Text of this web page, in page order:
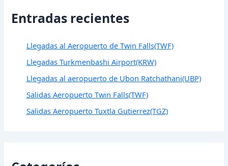
Entradas recientes
Llegadas al Aeropuerto de Twin Falls(TWF)
Llegadas Turkmenbashi Airport(KRW)
Llegadas al aeropuerto de Ubon Ratchathani(UBP)
Salidas Aeropuerto Twin Falls(TWF)
Salidas Aeropuerto Tuxtla Gutierrez(TGZ)